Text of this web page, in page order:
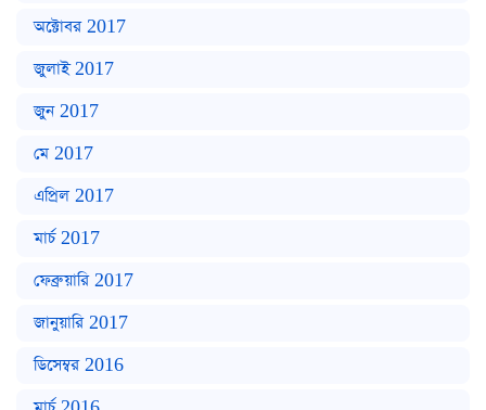
অক্টোবর 2017
জুলাই 2017
জুন 2017
মে 2017
এপ্রিল 2017
মার্চ 2017
ফেব্রুয়ারি 2017
জানুয়ারি 2017
ডিসেম্বর 2016